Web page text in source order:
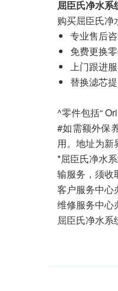
屈臣氏净水系
购买屈臣氏净
专业售后
免费更换
上门跟进
替换滤芯
^零件包括“
#如需额外保
用。地址为新
*屈臣氏净水
输服务，须收
客户服务中心
维修服务中心
屈臣氏净水系